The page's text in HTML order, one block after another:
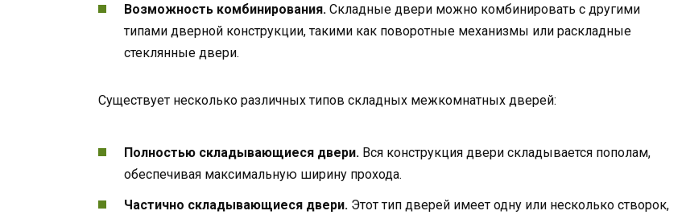
Возможность комбинирования. Складные двери можно комбинировать с другими
типами дверной конструкции, такими как поворотные механизмы или раскладные
стеклянные двери.
Существует несколько различных типов складных межкомнатных дверей:
Полностью складывающиеся двери. Вся конструкция двери складывается пополам,
обеспечивая максимальную ширину прохода.
Частично складывающиеся двери. Этот тип дверей имеет одну или несколько створок,